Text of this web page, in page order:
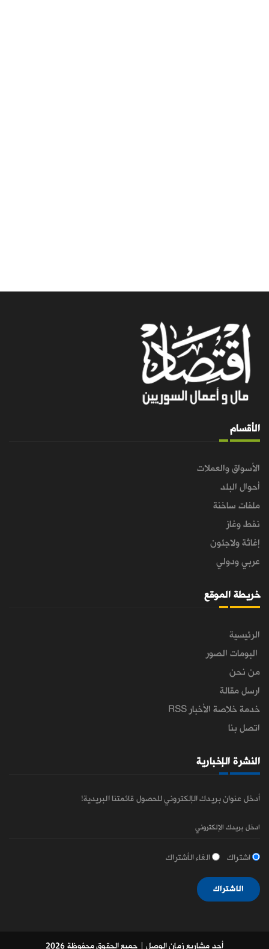
الأقسام
الأسواق والعملات
أحوال البلد
ملفات ساخنة
نفط وغاز
إغاثة ولاجئون
عربي ودولي
خريطة الموقع
الرئيسية
البومات الصور
من نحن
ارسل مقالة
خدمة خلاصة الأخبار RSS
اتصل بنا
النشرة الإخبارية
أدخل عنوان بريدك الإلكتروني للحصول قائمتنا البريدية!
اشتراك الغاء الأشتراك
الاشتراك